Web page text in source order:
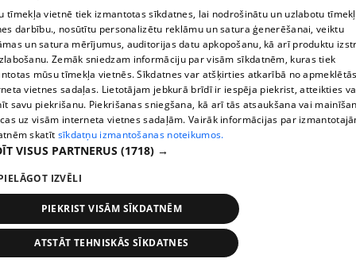
pirms 2 nedēļām, 6 dienām
Margarita Kolosova atklāti par dronu radīto
nedrošības sajūtu Latgalē
72. epizode
tīmekļa vietnē tiek izmantotas sīkdatnes, lai nodrošinātu un uzlabotu
darbību., nosūtītu personalizētu reklāmu un satura ģenerēšanai, veiktu
un satura mērījumus, auditorijas datu apkopošanu, kā arī produktu
Zemāk sniedzam informāciju par visām sīkdatnēm, kuras tiek
mūsu tīmekļa vietnēs. Sīkdatnes var atšķirties atkarībā no
vietnes sadaļas. Lietotājam jebkurā brīdī ir iespēja piekrist, atteikties
savu piekrišanu. Piekrišanas sniegšana, kā arī tās atsaukšana vai
uz visām interneta vietnes sadaļām. Vairāk informācijas par
skatīt sīkdatņu izmantošanas noteikumos.
VISUS PARTNERUS (1718) →
IZVĒLI
PIEKRIST VISĀM SĪKDATNĒM
ATSTĀT TEHNISKĀS SĪKDATNES